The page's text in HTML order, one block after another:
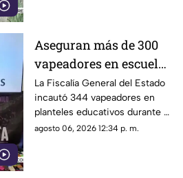
Aseguran más de 300
vapeadores en escuelas
de Chihuahua; detectan
dispositivo wax
La Fiscalía General del Estado
incautó 344 vapeadores en
planteles educativos durante el
ciclo escolar 2025-2026; 36
agosto 06, 2026 12:34 p. m.